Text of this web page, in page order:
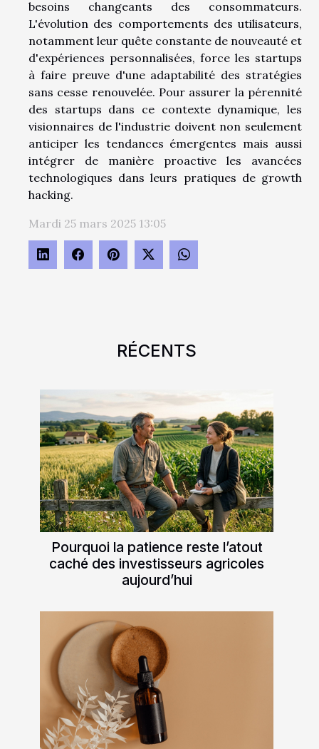
RÉCENTS
Pourquoi la patience reste l’atout
caché des investisseurs agricoles
aujourd’hui
besoins changeants des consommateurs.
L'évolution des comportements des utilisateurs,
notamment leur quête constante de nouveauté et
d'expériences personnalisées, force les startups
à faire preuve d'une adaptabilité des stratégies
sans cesse renouvelée. Pour assurer la pérennité
des startups dans ce contexte dynamique, les
visionnaires de l'industrie doivent non seulement
anticiper les tendances émergentes mais aussi
intégrer de manière proactive les avancées
technologiques dans leurs pratiques de growth
hacking.
Mardi 25 mars 2025 13:05